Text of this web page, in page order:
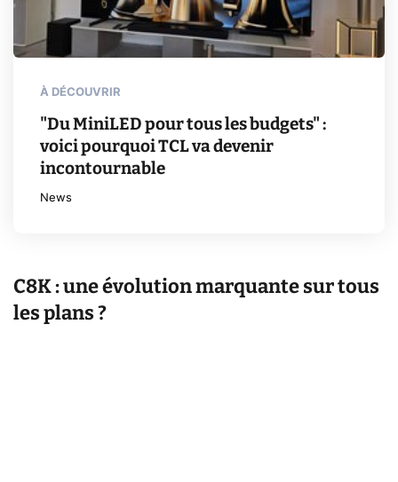
À DÉCOUVRIR
"Du MiniLED pour tous les budgets" :
voici pourquoi TCL va devenir
incontournable
News
C8K : une évolution marquante sur tous
les plans ?